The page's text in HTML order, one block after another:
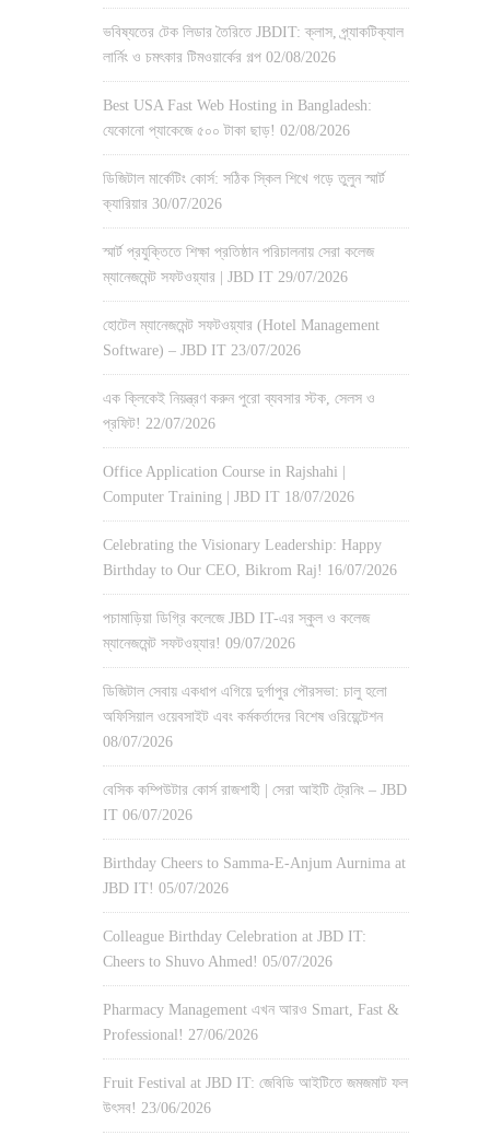
ভবিষ্যতের টেক লিডার তৈরিতে JBDIT: ক্লাস, প্র্যাকটিক্যাল
লার্নিং ও চমৎকার টিমওয়ার্কের গল্প 02/08/2026
Best USA Fast Web Hosting in Bangladesh:
যেকোনো প্যাকেজে ৫০০ টাকা ছাড়! 02/08/2026
ডিজিটাল মার্কেটিং কোর্স: সঠিক স্কিল শিখে গড়ে তুলুন স্মার্ট
ক্যারিয়ার 30/07/2026
স্মার্ট প্রযুক্তিতে শিক্ষা প্রতিষ্ঠান পরিচালনায় সেরা কলেজ
ম্যানেজমেন্ট সফটওয়্যার | JBD IT 29/07/2026
হোটেল ম্যানেজমেন্ট সফটওয়্যার (Hotel Management
Software) – JBD IT 23/07/2026
এক ক্লিকেই নিয়ন্ত্রণ করুন পুরো ব্যবসার স্টক, সেলস ও
প্রফিট! 22/07/2026
Office Application Course in Rajshahi |
Computer Training | JBD IT 18/07/2026
Celebrating the Visionary Leadership: Happy
Birthday to Our CEO, Bikrom Raj! 16/07/2026
পচামাড়িয়া ডিগ্রি কলেজে JBD IT-এর স্কুল ও কলেজ
ম্যানেজমেন্ট সফটওয়্যার! 09/07/2026
ডিজিটাল সেবায় একধাপ এগিয়ে দুর্গাপুর পৌরসভা: চালু হলো
অফিসিয়াল ওয়েবসাইট এবং কর্মকর্তাদের বিশেষ ওরিয়েন্টেশন
08/07/2026
বেসিক কম্পিউটার কোর্স রাজশাহী | সেরা আইটি ট্রেনিং – JBD
IT 06/07/2026
Birthday Cheers to Samma-E-Anjum Aurnima at
JBD IT! 05/07/2026
Colleague Birthday Celebration at JBD IT:
Cheers to Shuvo Ahmed! 05/07/2026
Pharmacy Management এখন আরও Smart, Fast &
Professional! 27/06/2026
Fruit Festival at JBD IT: জেবিডি আইটিতে জমজমাট ফল
উৎসব! 23/06/2026